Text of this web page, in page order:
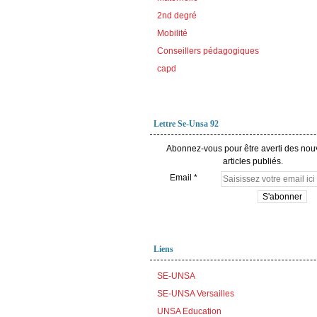
2nd degré
Mobilité
Conseillers pédagogiques
capd
Lettre Se-Unsa 92
Abonnez-vous pour être averti des
articles publiés.
Email
Liens
SE-UNSA
SE-UNSA Versailles
UNSA Education